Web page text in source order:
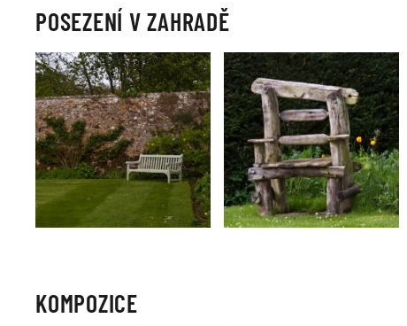
POSEZENÍ V ZAHRADĚ
KOMPOZICE